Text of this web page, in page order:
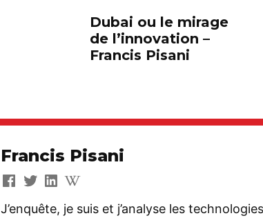
Dubai ou le mirage
de l’innovation –
Francis Pisani
Francis Pisani
J’enquête, je suis et j’analyse les